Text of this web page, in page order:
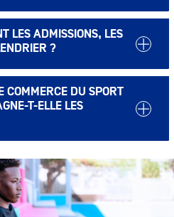
LES ADMISSIONS, LES
?
COMMERCE DU SPORT
T-ELLE LES